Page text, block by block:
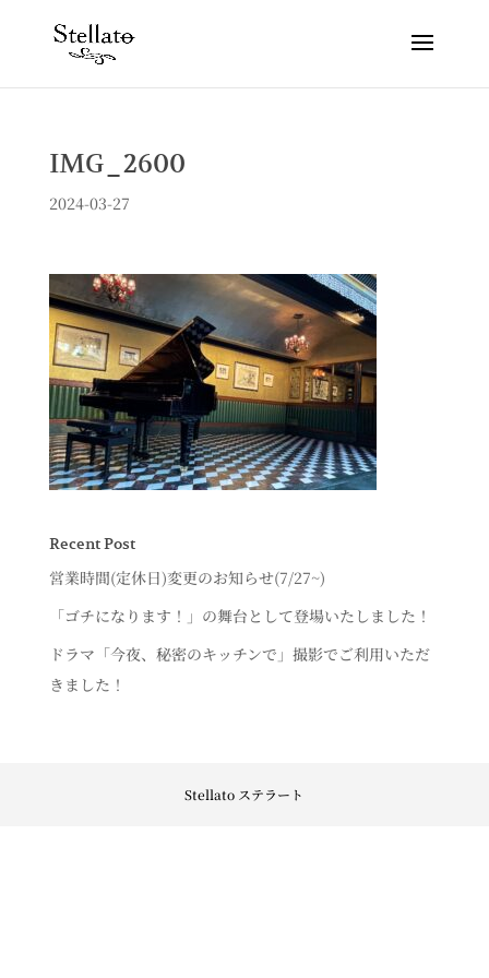
IMG_2600
2024-03-27
Recent Post
営業時間(定休日)変更のお知らせ(7/27~)
「ゴチになります！」の舞台として登場いたしました！
ドラマ「今夜、秘密のキッチンで」撮影でご利用いただ
きました！
Stellato ステラート